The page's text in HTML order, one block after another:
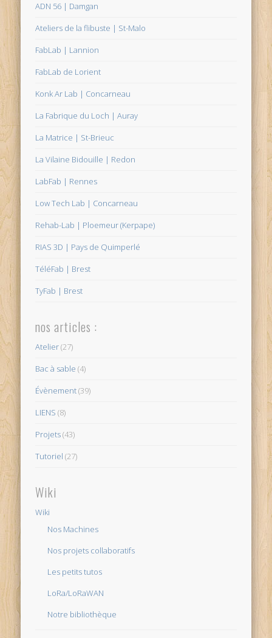
ADN 56 | Damgan
Ateliers de la flibuste | St-Malo
FabLab | Lannion
FabLab de Lorient
Konk Ar Lab | Concarneau
La Fabrique du Loch | Auray
La Matrice | St-Brieuc
La Vilaine Bidouille | Redon
LabFab | Rennes
Low Tech Lab | Concarneau
Rehab-Lab | Ploemeur (Kerpape)
RIAS 3D | Pays de Quimperlé
TéléFab | Brest
TyFab | Brest
nos articles :
Atelier(27)
Bac à sable (4)
Évènement(39)
LIENS (8)
Projets(43)
Tutoriel (27)
Wiki
Wiki
Nos Machines
Nos projets collaboratifs
Les petits tutos
LoRa/LoRaWAN
Notre bibliothèque